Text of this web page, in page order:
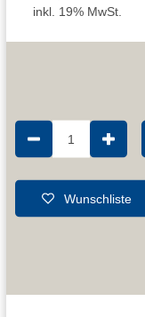
inkl. 19% MwSt.
1
Wunschliste